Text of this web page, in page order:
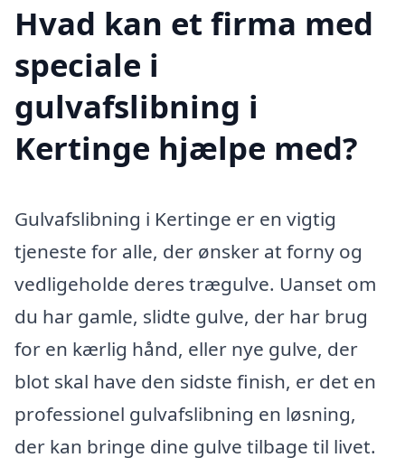
Hvad kan et firma med
speciale i
gulvafslibning i
Kertinge hjælpe med?
Gulvafslibning i Kertinge er en vigtig
tjeneste for alle, der ønsker at forny og
vedligeholde deres trægulve. Uanset om
du har gamle, slidte gulve, der har brug
for en kærlig hånd, eller nye gulve, der
blot skal have den sidste finish, er det en
professionel gulvafslibning en løsning,
der kan bringe dine gulve tilbage til livet.